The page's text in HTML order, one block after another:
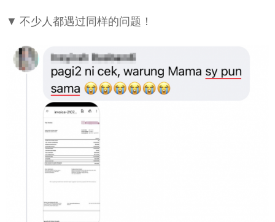
▼ 不少人都遇过同样的问题！